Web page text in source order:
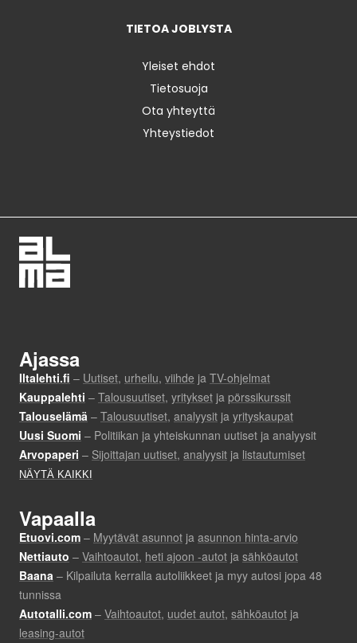
TIETOA JOBLYSTA
Yleiset ehdot
Tietosuoja
Ota yhteyttä
Yhteystiedot